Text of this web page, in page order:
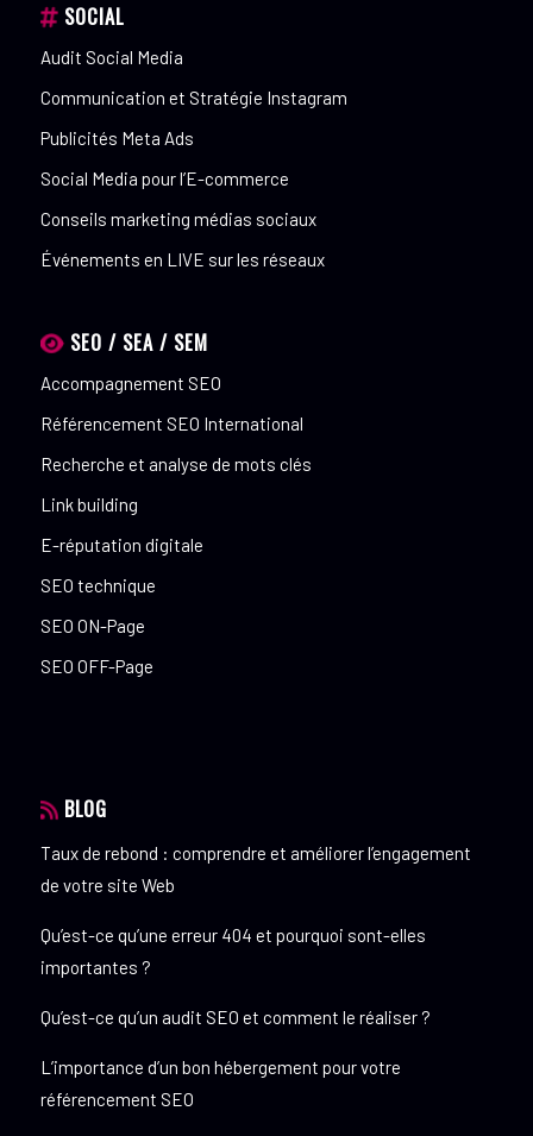
SOCIAL
Audit Social Media
Communication et Stratégie Instagram
Publicités Meta Ads
Social Media pour l’E-commerce
Conseils marketing médias sociaux
Événements en LIVE sur les réseaux
SEO / SEA / SEM
Accompagnement SEO
Référencement SEO International
Recherche et analyse de mots clés
Link building
E-réputation digitale
SEO technique
SEO ON-Page
SEO OFF-Page
BLOG
Taux de rebond : comprendre et améliorer l’engagement
de votre site Web
Qu’est-ce qu’une erreur 404 et pourquoi sont-elles
importantes ?
Qu’est-ce qu’un audit SEO et comment le réaliser ?
L’importance d’un bon hébergement pour votre
référencement SEO